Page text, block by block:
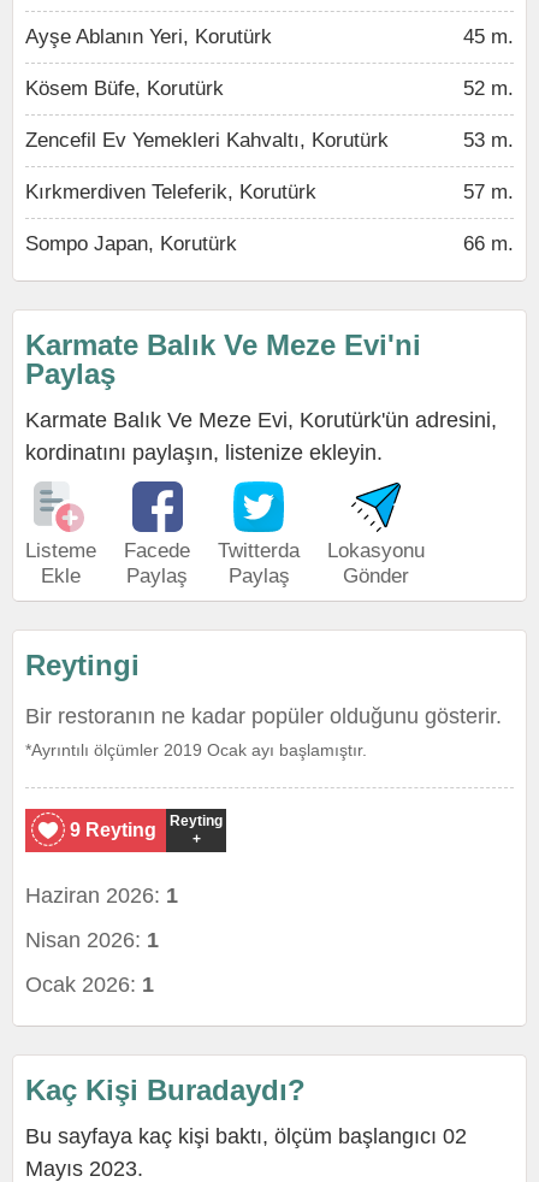
Ayşe Ablanın Yeri, Korutürk 45 m.
Kösem Büfe, Korutürk 52 m.
Zencefil Ev Yemekleri Kahvaltı, Korutürk 53 m.
Kırkmerdiven Teleferik, Korutürk 57 m.
Sompo Japan, Korutürk 66 m.
Karmate Balık Ve Meze Evi'ni
Paylaş
Karmate Balık Ve Meze Evi, Korutürk'ün adresini,
kordinatını paylaşın, listenize ekleyin.
Listeme
Ekle
Facede
Paylaş
Twitterda
Paylaş
Lokasyonu
Gönder
Reytingi
Bir restoranın ne kadar popüler olduğunu gösterir.
*Ayrıntılı ölçümler 2019 Ocak ayı başlamıştır.
9 Reyting
Reyting
+
Haziran 2026: 1
Nisan 2026: 1
Ocak 2026: 1
Kaç Kişi Buradaydı?
Bu sayfaya kaç kişi baktı, ölçüm başlangıcı 02
Mayıs 2023.